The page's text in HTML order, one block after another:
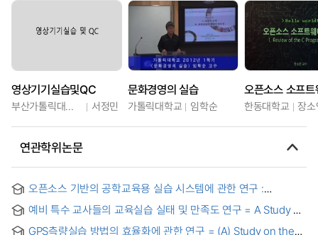
영상기기실습및QC
부산가톨릭대학교 서정민
문화경영의 실습
가톨릭대학교 임학순 한동대학교 장
연관학위논문
오픈소스 기반의 공학교육용 실습 시스템에 관한 연구 :
based Training System for Engineering Education :
Convergence of IoT and Robot Arm
예비 특수 교사들의 교육실습 실태 및 만족도 연구 = A Study on
GPS측량실습 방법의 효율화에 관한 연구 = (A) Study on the